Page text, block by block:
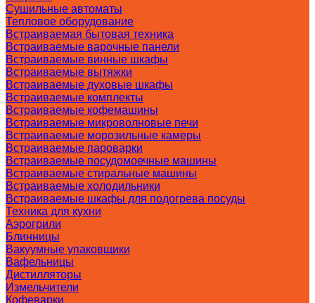
Сушильные автоматы
Тепловое оборудование
Встраиваемая бытовая техника
Встраиваемые варочные панели
Встраиваемые винные шкафы
Встраиваемые вытяжки
Встраиваемые духовые шкафы
Встраиваемые комплекты
Встраиваемые кофемашины
Встраиваемые микроволновые печи
Встраиваемые морозильные камеры
Встраиваемые пароварки
Встраиваемые посудомоечные машины
Встраиваемые стиральные машины
Встраиваемые холодильники
Встраиваемые шкафы для подогрева посуды
Техника для кухни
Аэрогрили
Блинницы
Вакуумные упаковщики
Вафельницы
Дистилляторы
Измельчители
Кофеварки